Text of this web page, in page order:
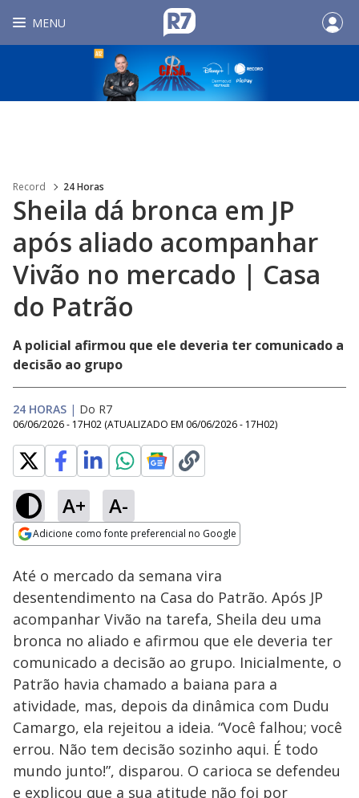
MENU
Record 24 Horas
Sheila dá bronca em JP
após aliado acompanhar
Vivão no mercado | Casa
do Patrão
A policial afirmou que ele deveria ter comunicado a
decisão ao grupo
24 HORAS | Do R7
06/06/2026 - 17H02 (ATUALIZADO EM 06/06/2026 - 17H02)
A+ A-
Adicione como fonte preferencial no Google
Ativar
Loaded
23.55%
Até o mercado da semana vira
desentendimento na Casa do Patrão. Após JP
acompanhar Vivão na tarefa, Sheila deu uma
bronca no aliado e afirmou que ele deveria ter
comunicado a decisão ao grupo. Inicialmente, o
Patrão havia chamado a baiana para a
atividade, mas, depois da dinâmica com Dudu
Camargo, ela rejeitou a ideia. “Você falhou; você
errou. Não tem decisão sozinho aqui. É todo
mundo junto!”, disparou. O carioca se defendeu
e explicou que a sua atitude não foi por